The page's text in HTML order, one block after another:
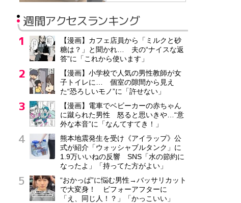
週間アクセスランキング
【漫画】カフェ店員から「ミルクと砂
糖は？」と聞かれ… 夫の“ナイスな返
答”に「これから使います」
【漫画】小学校で人気の男性教師が女
子トイレに… 個室の隙間から見え
た“恐ろしいモノ”に「許せない」
【漫画】電車でベビーカーの赤ちゃん
に蹴られた男性 怒ると思いきや…“意
外な本音”に「なんてすてき！」
熊本地震発生を受け《アイラップ》公
式が紹介「ウォッシャブルタンク」に
1.9万いいねの反響 SNS「水の節約に
なったよ」「持ってた方がよい」
“おかっぱ”に悩む男性→バッサリカット
で大変身！ ビフォーアフターに
「え、同じ人！？」「かっこいい」